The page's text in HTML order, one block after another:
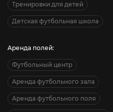
Тренировки для детей
Детская футбольная школа
Аренда полей:
Футбольный центр
Аренда футбольного зала
Аренда футбольного поля